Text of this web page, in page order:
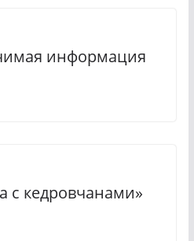
информация
с кедровчанами»